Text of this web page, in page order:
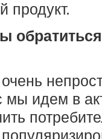
продукт.
мы идем в